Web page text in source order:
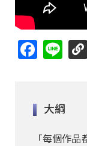
Facebook
Line
大綱
「每個作